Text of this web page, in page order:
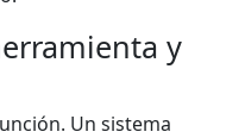
y
Un sistema